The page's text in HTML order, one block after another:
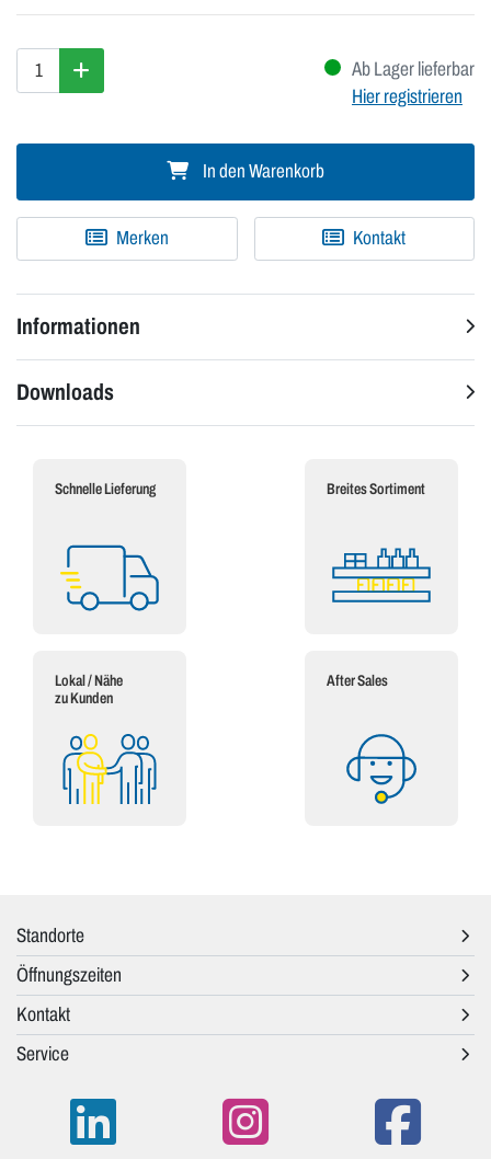
Ab Lager lieferbar
Hier registrieren
In den Warenkorb
Merken Kontakt
Informationen
Downloads
Schnelle Lieferung Breites Sortiment
Lokal / Nähe
zu Kunden
After Sales
Standorte
Öffnungszeiten
Kontakt
Service